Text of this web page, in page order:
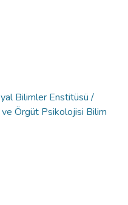
Bilimler Enstitüsü /
Örgüt Psikolojisi Bilim